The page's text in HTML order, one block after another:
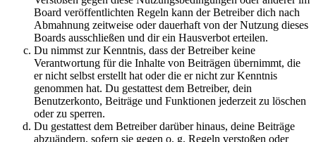
Board veröffentlichten Regeln kann der Betreiber dich nach
Abmahnung zeitweise oder dauerhaft von der Nutzung dieses
Boards ausschließen und dir ein Hausverbot erteilen.
Du nimmst zur Kenntnis, dass der Betreiber keine
Verantwortung für die Inhalte von Beiträgen übernimmt, die
er nicht selbst erstellt hat oder die er nicht zur Kenntnis
genommen hat. Du gestattest dem Betreiber, dein
Benutzerkonto, Beiträge und Funktionen jederzeit zu löschen
oder zu sperren.
Du gestattest dem Betreiber darüber hinaus, deine Beiträge
abzuändern, sofern sie gegen o. g. Regeln verstoßen oder